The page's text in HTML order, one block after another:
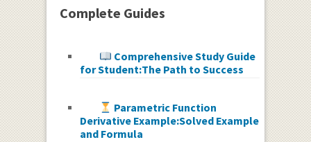
Complete Guides
Comprehensive Study Guide
for Student:The Path to Success
Parametric Function
Derivative Example:Solved Example
and Formula